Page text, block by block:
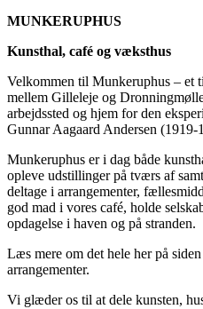
MUNKERUPHUS
Kunsthal, café og væksthus
Velkommen til Munkeruphus – et
mellem Gilleleje og
arbejdssted og hjem for den
Gunnar Aagaard Andersen (1919-
Munkeruphus er i dag både
opleve udstillinger på tværs af
deltage i arrangementer,
god mad i vores café, holde
opdagelse i haven og på stranden.
Læs mere om det hele her på
arrangementer.
Vi glæder os til at dele kunsten,